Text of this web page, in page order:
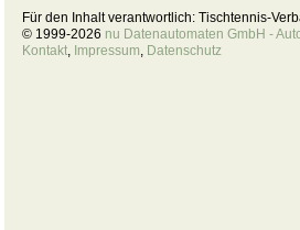
Für den Inhalt verantwortlich: Tischtennis-
© 1999-2026 nu Datenautomaten GmbH -
Kontakt, Impressum, Datenschutz